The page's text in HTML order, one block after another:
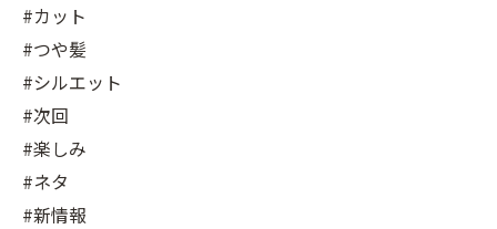
#カット
#つや髪
#シルエット
#次回
#楽しみ
#ネタ
#新情報